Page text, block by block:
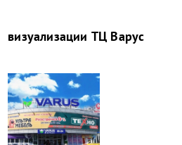
визуализации ТЦ Варус